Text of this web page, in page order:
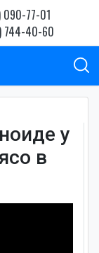
090-77-01
744-40-60
у
в